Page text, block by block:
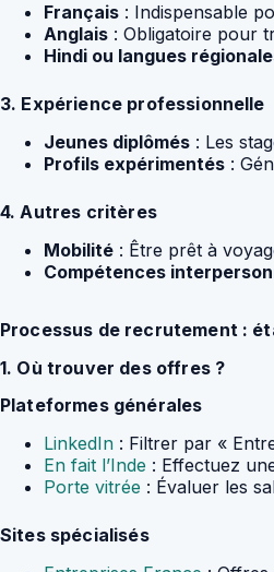
Français : Indispensable
Anglais : Obligatoire pour
Hindi ou langues
3. Expérience professionnelle
Jeunes diplômés : Les
Profils expérimentés :
4. Autres critères
Mobilité : Être prêt à
Compétences
Processus de recrutement :
1. Où trouver des offres ?
Plateformes générales
LinkedIn : Filtrer par «
En fait l’Inde : Effectuez
Porte vitrée : Évaluer les
Sites spécialisés